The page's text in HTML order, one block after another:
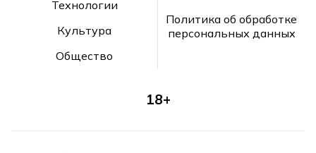
Технологии
Культура
Общество
Политика об обработке
персональных данных
18+